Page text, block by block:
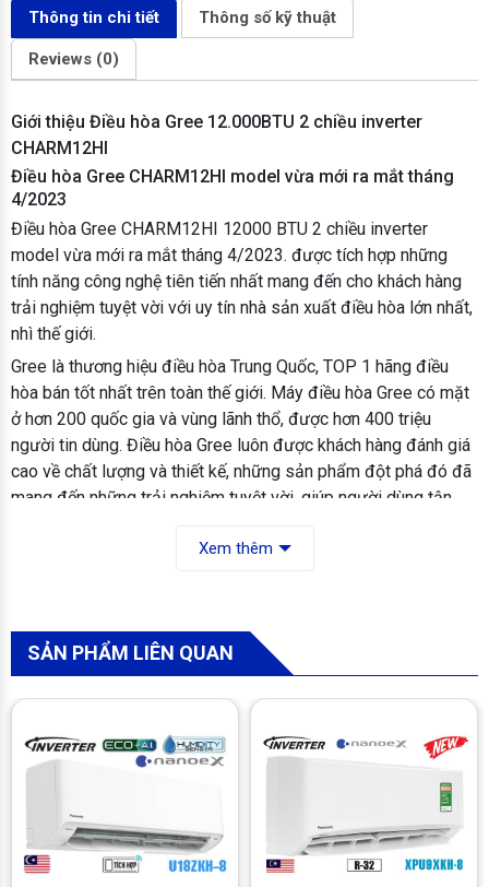
Thông tin chi tiết Thông số kỹ thuật
Reviews (0)
Giới thiệu Điều hòa Gree 12.000BTU 2 chiều inverter
CHARM12HI
Điều hòa Gree CHARM12HI model vừa mới ra mắt tháng
4/2023
Điều hòa Gree CHARM12HI 12000 BTU 2 chiều inverter
model vừa mới ra mắt tháng 4/2023. được tích hợp những
tính năng công nghệ tiên tiến nhất mang đến cho khách hàng
trải nghiệm tuyệt vời với uy tín nhà sản xuất điều hòa lớn nhất,
nhì thế giới.
Gree là thương hiệu điều hòa Trung Quốc, TOP 1 hãng điều
hòa bán tốt nhất trên toàn thế giới. Máy điều hòa Gree có mặt
ở hơn 200 quốc gia và vùng lãnh thổ, được hơn 400 triệu
người tin dùng. Điều hòa Gree luôn được khách hàng đánh giá
cao về chất lượng và thiết kế, những sản phẩm đột phá đó đã
mang đến những trải nghiệm tuyệt vời, giúp người dùng tận
Đẹp mắt, sang trọng với đèn LED hiển thị thông minh
Xem thêm
SẢN PHẨM LIÊN QUAN